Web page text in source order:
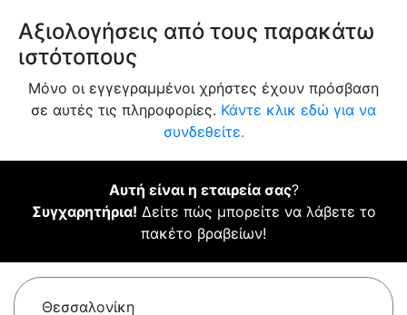
Αξιολογήσεις από τους παρακάτω
ιστότοπους
Μόνο οι εγγεγραμμένοι χρήστες έχουν πρόσβαση
σε αυτές τις πληροφορίες. Κάντε κλικ εδώ για να
συνδεθείτε.
Αυτή είναι η εταιρεία σας?
Συγχαρητήρια! Δείτε πώς μπορείτε να λάβετε το
πακέτο βραβείων!
Θεσσαλονίκη